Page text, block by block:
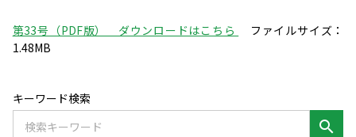
第33号（PDF版） ダウンロードはこちら
ファイルサイズ：
1.48MB
キーワード検索
search